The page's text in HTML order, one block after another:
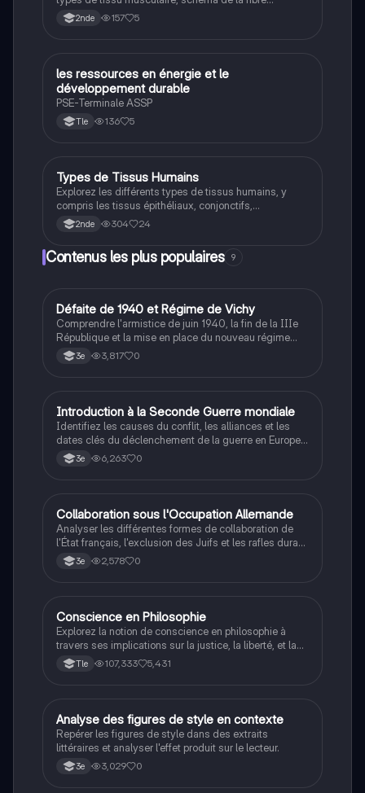
musculaire et du muscle strié
2nde 157 5
SVT
les ressources en énergie et le
développement durable
PSE-Terminale ASSP
Tle 136 5
Filières pro
Types de Tissus Humains
Explorez les différents types de tissus humains, y
compris les tissus épithéliaux, conjonctifs,
musculaires et nerveux. Cette fiche de révision couvre
les caractéristiques, les fonctions et les exemples de
chaque type de tissu, ainsi que le rôle des glandes
exocrines et endocrines. Idéal pour les étudiants en
2nde 304 24
Contenus les plus populaires 9
DHistoire
Défaite de 1940 et Régime de Vichy
Comprendre l'armistice de juin 1940, la fin de la IIIe
République et la mise en place du nouveau régime
autoritaire de Philippe Pétain.
3e 3,817 0
IHistoire
Introduction à la Seconde Guerre mondiale
Identifiez les causes du conflit, les alliances et les
dates clés du déclenchement de la guerre en Europe
et dans le Pacifique.
3e 6,263 0
CHistoire
Collaboration sous l'Occupation Allemande
Analyser les différentes formes de collaboration de
l'État français, l'exclusion des Juifs et les rafles durant
la Seconde Guerre mondiale.
3e 2,578 0
Philosophie
Conscience en Philosophie
Explorez la notion de conscience en philosophie à
travers ses implications sur la justice, la liberté, et la
connaissance. Cette fiche de révision aborde les
débats philosophiques sur la conscience, le cogito, et
étudiants en philosophie cherchant à approfondir leur
compréhension des enjeux éthiques et existentiels.
Tle 107,333 5,431
AFrançais
Analyse des figures de style en contexte
Repérer les figures de style dans des extraits
littéraires et analyser l'effet produit sur le lecteur.
3e 3,029 0